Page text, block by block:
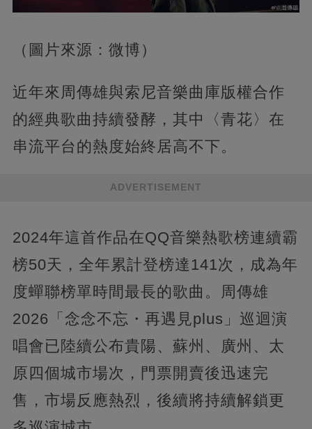
（圖片來源：微博）
近年來周傳雄與索尼音樂曲庫版權合作
的經典歌曲持續發酵，其中〈青花〉在
串流平台的熱度始終居高不下。
ADVERTISEMENT
2024年這首作品在QQ音樂熱歌榜連續霸
榜50天，全年累計登榜達141次，成為年
度蟬聯榜單時間最長的歌曲。周傳雄
2026「念念不忘・再遇見plus」巡迴演
唱會已陸續公布貴陽、蘇州、廣州、太
原四個城市場次，門票開賣後迅速完
售，市場反應熱烈，後續將持續解鎖更